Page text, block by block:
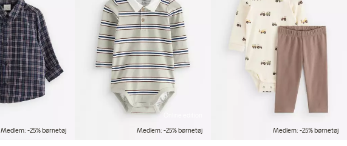
Medlem: -25% børnetøj
Medlem: -25% børnetøj
Medlem: -25% børnetøj